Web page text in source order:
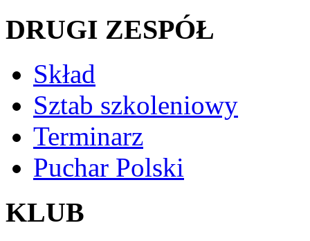
DRUGI ZESPÓŁ
Skład
Sztab szkoleniowy
Terminarz
Puchar Polski
KLUB